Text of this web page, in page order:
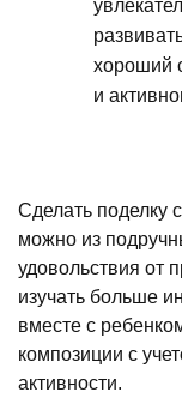
хороший
и
Сделать поделку
можно из
удовольствия от
изучать больше
вместе с
композиции с
активности.